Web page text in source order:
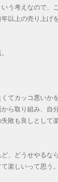
う考えなので、
以上の売り上げ
てカッコ悪いか
ら取り組み、自
敗も良しとして
、どうせやるな
楽しいって思う